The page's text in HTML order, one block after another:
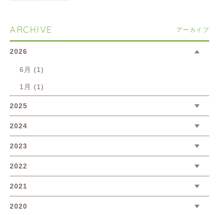
ARCHIVE アーカイブ
2026
6月 (1)
1月 (1)
2025
2024
2023
2022
2021
2020